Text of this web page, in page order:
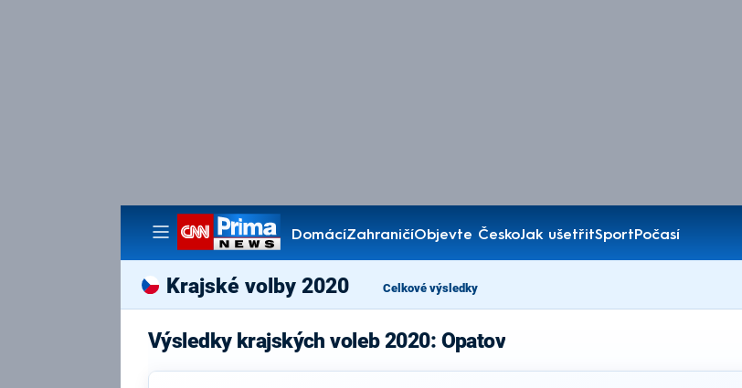
DomácíZahraničíObjevte ČeskoJak ušetřitSportPočasí
Pořady
Krajské volby 2020 Celkové výsledky
Výsledky krajských voleb 2020: Opatov